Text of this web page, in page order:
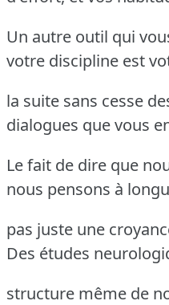
Un autre outil qui
votre discipline est
la suite sans cesse
dialogues que vous
Le fait de dire que
nous pensons à
pas juste une
Des études
structure même de